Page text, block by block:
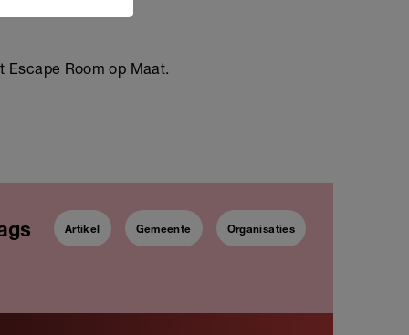
Escape Room op Maat.
Artikel Gemeente Organisaties